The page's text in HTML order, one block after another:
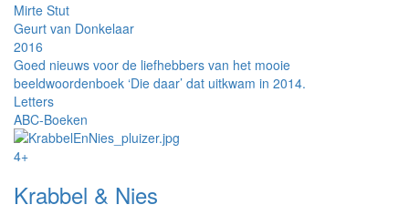
Mirte Stut
Geurt van Donkelaar
2016
Goed nieuws voor de liefhebbers van het mooie
beeldwoordenboek ‘Die daar’ dat uitkwam in 2014.
Letters
ABC-Boeken
4+
Krabbel & Nies